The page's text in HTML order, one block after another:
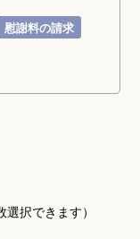
慰謝料の請求
択できます）